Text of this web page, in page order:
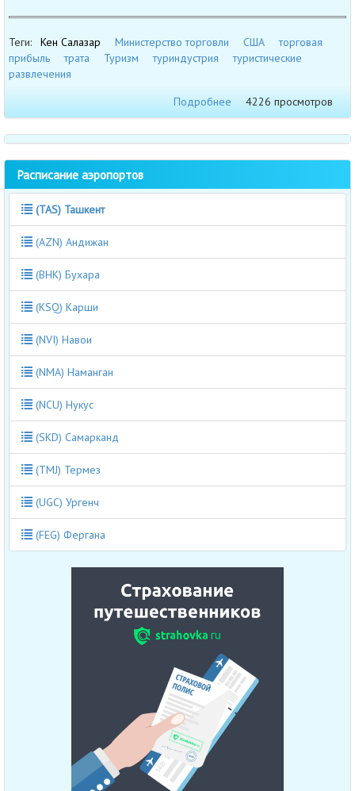
Теги: Кен Салазар Министерство торговли США
торговая
прибыль
трата Туризм туриндустрия
туристические
развлечения
Подробнее
4226 просмотров
Расписание аэропортов
(TAS) Ташкент
(AZN) Андижан
(BHK) Бухара
(KSQ) Карши
(NVI) Навои
(NMA) Наманган
(NCU) Нукус
(SKD) Самарканд
(TMJ) Термез
(UGC) Ургенч
(FEG) Фергана